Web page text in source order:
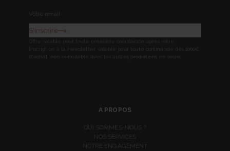
A PROPOS
QUI SOMMES-NOUS ?
NOS SERVICES
NOTRE ENGAGEMENT
S'inscrire
Offre valable pour toute première commande après votre
inscription à la newsletter, valable pour toute commande dès 1000€
d'achat, non cumulable avec les autres promotions en cours.